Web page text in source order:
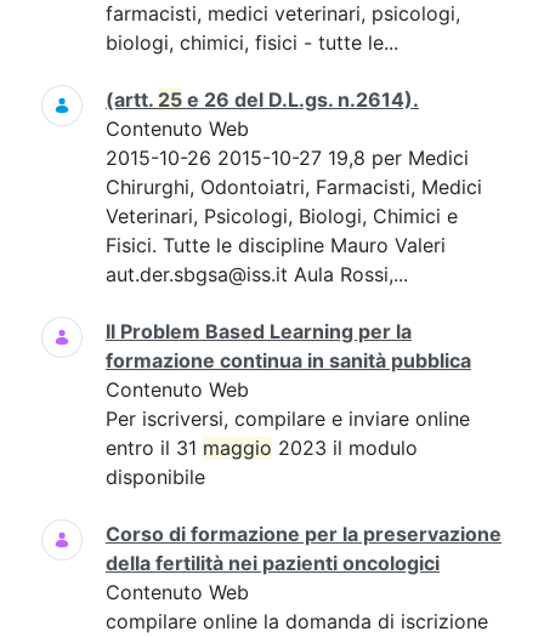
farmacisti, medici veterinari, psicologi,
biologi, chimici, fisici - tutte le...
(artt. 25 e 26 del D.L.gs. n.2614).
Contenuto Web
2015-10-26 2015-10-27 19,8 per Medici
Chirurghi, Odontoiatri, Farmacisti, Medici
Veterinari, Psicologi, Biologi, Chimici e
Fisici. Tutte le discipline Mauro Valeri
aut.der.sbgsa@iss.it Aula Rossi,...
Il Problem Based Learning per la
formazione continua in sanità pubblica
Contenuto Web
Per iscriversi, compilare e inviare online
entro il 31 maggio 2023 il modulo
disponibile
Corso di formazione per la preservazione
della fertilità nei pazienti oncologici
Contenuto Web
compilare online la domanda di iscrizione